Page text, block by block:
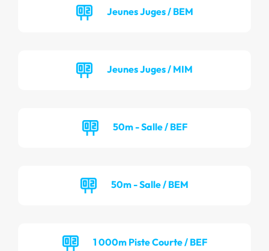
Jeunes Juges / BEM
Jeunes Juges / MIM
50m - Salle / BEF
50m - Salle / BEM
1 000m Piste Courte / BEF